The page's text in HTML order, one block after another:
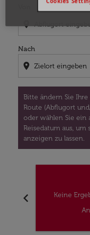
location_on
Nach
location_on
Bitte ändern Sie
Route (Abflugort
oder wählen Sie ein
Reisedatum aus, um
anzeigen zu lassen.
chevron_left
Keine